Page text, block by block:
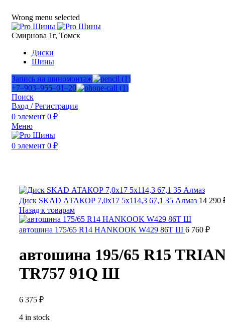
Wrong menu selected
Смирнова 1г, Томск
Диски
Шины
Запись на шиномонтаж
+7‒903‒955‒01‒20
Поиск
Вход / Регистрация
0 элемент 0 ₽
Меню
0 элемент 0 ₽
Диск SKAD АТАКОР 7,0x17 5x114,3 67,1 35 Алмаз 14 290
Назад к товарам
автошина 175/65 R14 HANKOOK W429 86T Ш 6 760 ₽
автошина 195/65 R15
TR757 91Q Ш
6 375 ₽
4 in stock